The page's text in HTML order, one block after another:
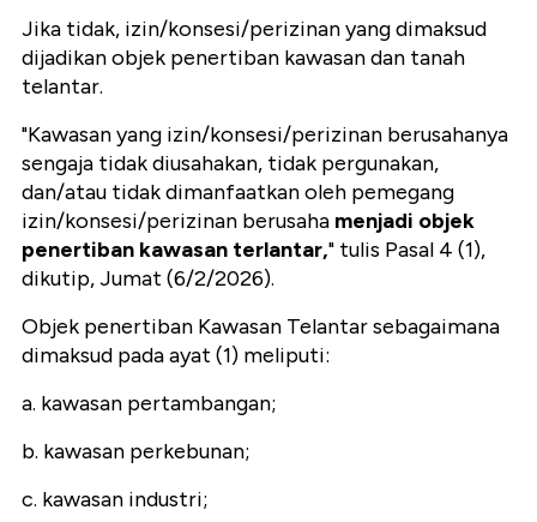
Jika tidak, izin/konsesi/perizinan yang dimaksud
dijadikan objek penertiban kawasan dan tanah
telantar.
"Kawasan yang izin/konsesi/perizinan berusahanya
sengaja tidak diusahakan, tidak pergunakan,
dan/atau tidak dimanfaatkan oleh pemegang
izin/konsesi/perizinan berusaha menjadi objek
penertiban kawasan terlantar," tulis Pasal 4 (1),
dikutip, Jumat (6/2/2026).
Objek penertiban Kawasan Telantar sebagaimana
dimaksud pada ayat (1) meliputi:
a. kawasan pertambangan;
b. kawasan perkebunan;
c. kawasan industri;